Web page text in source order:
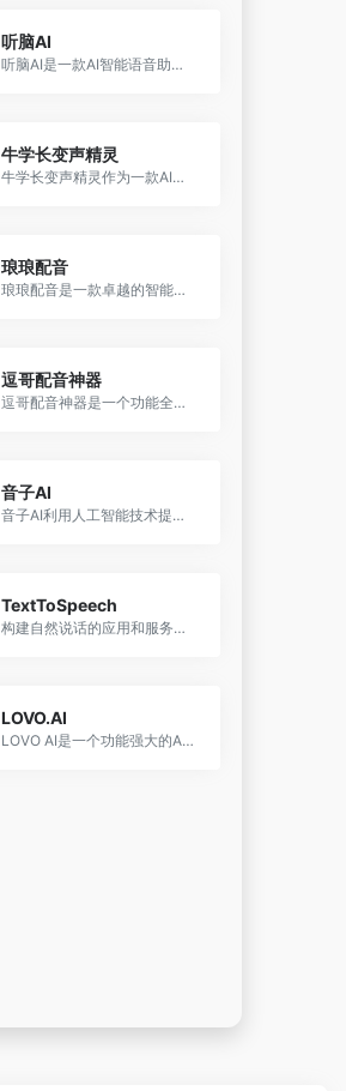
听脑AI
听脑AI是一款AI智能语音助手，专注于语音转文本和实时录音总结，提供音视频转文字、实时录音转文本、AI总结、章节速览等功能。用户可以通过自由拖动文本查看音视频进度，享受便捷...
牛学长变声精灵
牛学长变声精灵作为一款AI实时变声器，有着数百种变声特效，一键美化音色可适配各类游戏和直播软件。
琅琅配音
琅琅配音是一款卓越的智能文本转语音工具，提供语音合成服务。
逗哥配音神器
逗哥配音神器是一个功能全面的在线配音平台，提供了从文案输入到配音生成、下载及字幕制作的一站式服务。
音子AI
音子AI利用人工智能技术提供了一系列便捷的音频处理服务，无论是音乐制作的音轨分离，还是有声读物的文本转语音，都能满足用户的不同需求。
TextToSpeech
构建自然说话的应用和服务，从 147 种语言和变体中选择 456 种语音
LOVO.AI
LOVO AI是一个功能强大的AI语音生成器，它通过提供多样化的语音选项和易用的编辑工具，帮助用户快速创建引人入胜的视频和音频内容。